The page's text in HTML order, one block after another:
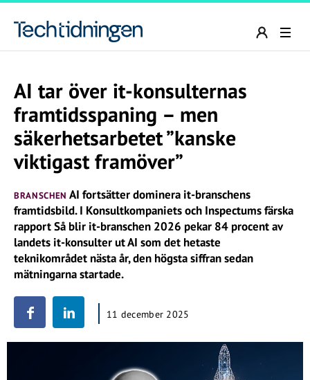
AI tar över it-konsulternas
framtidsspaning – men
säkerhetsarbetet ”kanske
viktigast framöver”
BRANSCHEN AI fortsätter dominera it-branschens
framtidsbild. I Konsultkompaniets och Inspectums färska
rapport Så blir it-branschen 2026 pekar 84 procent av
landets it-konsulter ut AI som det hetaste
teknikområdet nästa år, den högsta siffran sedan
mätningarna startade.
11 december 2025